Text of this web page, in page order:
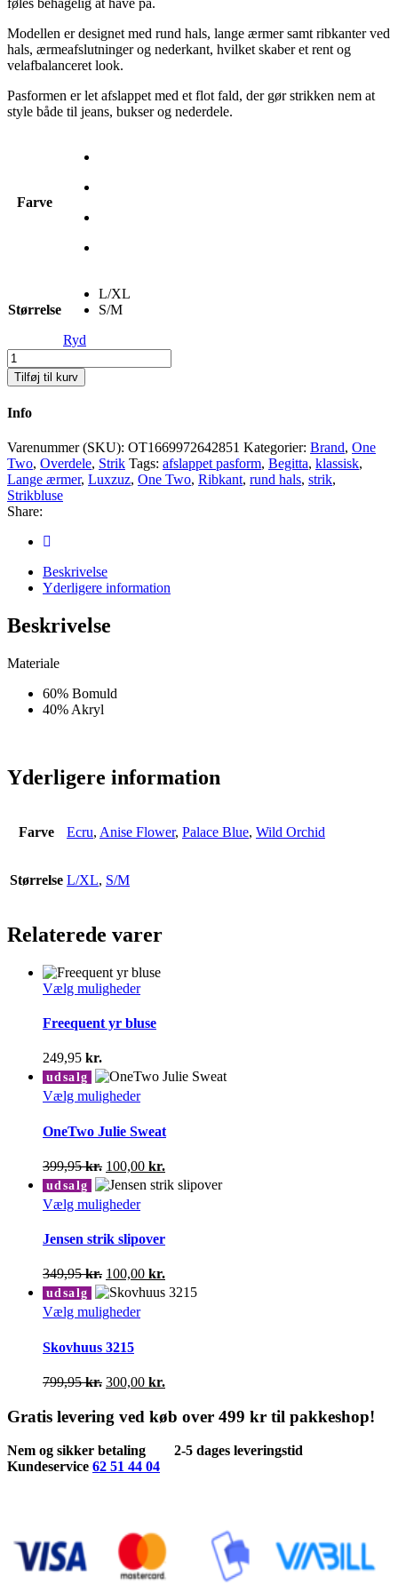
Modellen er designet med rund hals, lange ærmer samt ribkanter ved
hals, ærmeafslutninger og nederkant, hvilket skaber et rent og
velafbalanceret look.
Pasformen er let afslappet med et flot fald, der gør strikken nem at
style både til jeans, bukser og nederdele.
Farve
Størrelse
L/XL
S/M
Ryd
OneTwo
Begitta
Strik
Tilføj til kurv
Info
Varenummer (SKU): OT1669972642851 Kategorier: Brand, One
Two, Overdele, Strik Tags: afslappet pasform, Begitta, klassisk,
Lange ærmer, Luxzuz, One Two, Ribkant, rund hals, strik,
Strikbluse
Share:
Beskrivelse
Yderligere information
Beskrivelse
Materiale
60% Bomuld
40% Akryl
Yderligere information
Farve Ecru, Anise Flower, Palace Blue, Wild Orchid
Størrelse L/XL, S/M
Relaterede varer
Vælg mulighederDette
har
kan
vælges
varesiden
Freequent yr bluse
249,95 kr.
udsalg
Vælg mulighederDette
har
flere
varianter.
Mulighederne
kan
vælges
varesiden
OneTwo Julie Sweat
399,95kr. Den
oprindelige
pris
var:
100,00 kr.
aktuelle
udsalg
Vælg mulighederDette
har
varianter.
Mulighederne
kan
vælges
Jensen strik slipover
349,95kr. Den
oprindelige
pris
var:
100,00 kr.
aktuelle
udsalg
Vælg mulighederDette
varianter.
Mulighederne
vælges
varesiden
Skovhuus 3215
799,95kr. Den
pris
var:
799,95 kr..
300,00 kr.
pris
300,00 kr..
Gratis levering ved køb over 499 kr til pakkeshop!
Nem og sikker betaling
2-5 dages leveringstid
Kundeservice 62 51 44 04